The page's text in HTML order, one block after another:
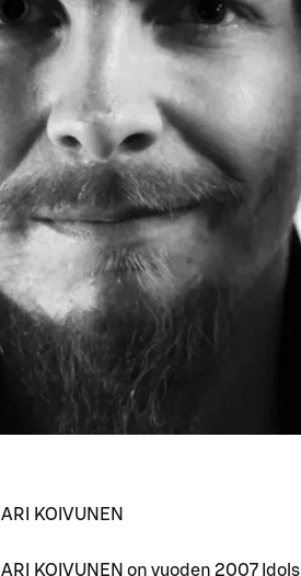
ARI KOIVUNEN
ARI KOIVUNEN on vuoden 2007